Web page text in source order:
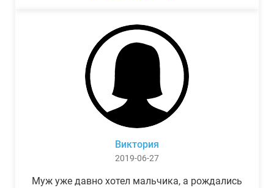
Виктория
2019-06-27
Муж уже давно хотел мальчика, а рождались